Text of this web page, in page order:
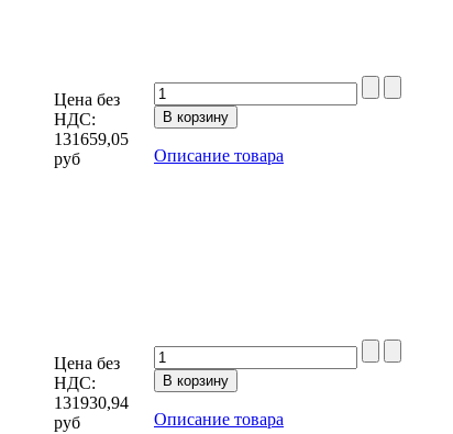
Цена без
НДС:
131659,05
руб
Описание товара
Цена без
НДС:
131930,94
руб
Описание товара